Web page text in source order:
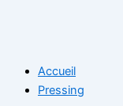
Accueil
Pressing